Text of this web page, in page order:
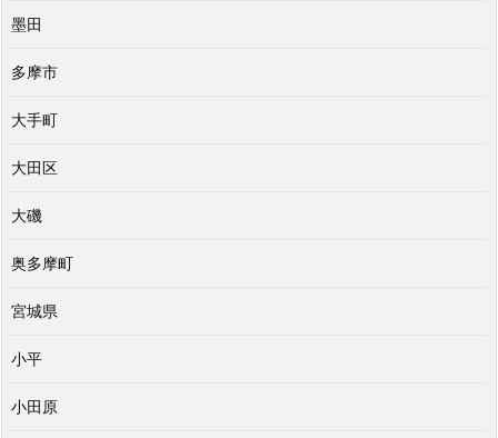
墨田
多摩市
大手町
大田区
大磯
奥多摩町
宮城県
小平
小田原